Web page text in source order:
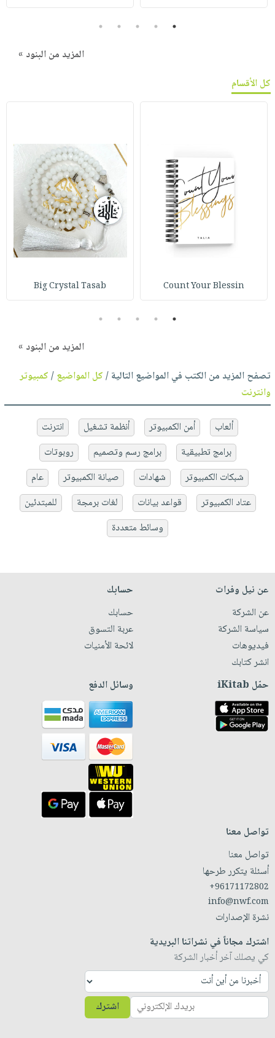
1
2
3
4
5
المزيد من البنود »
كل الأقسام
Count Your Blessin
Big Crystal Tasab
1
2
3
4
5
المزيد من البنود »
تصفح المزيد من الكتب في المواضيع التالية /كل المواضيع/كمبيوتر
وانترنت
ألعاب أمن الكمبيوتر أنظمة تشغيل
انترنت
برامج تطبيقية
برامج رسم وتصميم
روبوتات
شبكات الكمبيوتر
شهادات صيانة الكمبيوتر
عام
عتاد الكمبيوتر
قواعد بيانات لغات برمجة
للمبتدئين
وسائط متعددة
عن نيل وفرات
عن الشركة
سياسة الشركة
فيديوهات
انشر كتابك
حسابك
حسابك
عربة التسوق
لائحة الأمنيات
حمّل iKitab وسائل الدفع
تواصل معنا
تواصل معنا
أسئلة يتكرر طرحها
+96171172802
info@nwf.com
نشرة الإصدارات
اشترك مجاناً في نشراتنا البريدية
كي يصلك آخر أخبار الشركة
اشترك